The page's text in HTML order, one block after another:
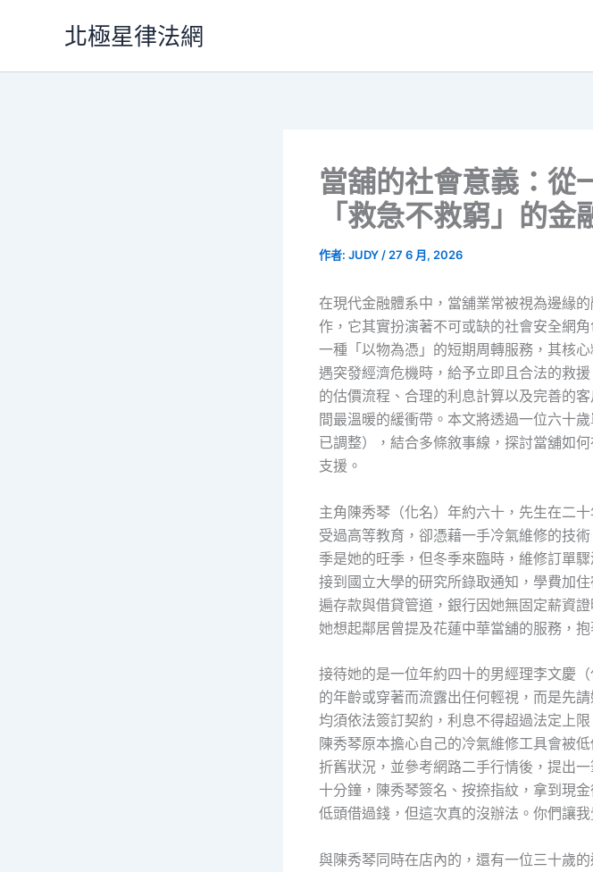
北極星律法網
當舖的社會意義：從
「救急不救窮」的金
作者: JUDY / 27 6 月, 2026
在現代金融體系中，當舖業常被視為邊緣
作，它其實扮演著不可或缺的社會安全網
一種「以物為憑」的短期周轉服務，其核
遇突發經濟危機時，給予立即且合法的救
的估價流程、合理的利息計算以及完善的
間最溫暖的緩衝帶。本文將透過一位六十
已調整），結合多條敘事線，探討當舖如
支援。
主角陳秀琴（化名）年約六十，先生在二
受過高等教育，卻憑藉一手冷氣維修的技
季是她的旺季，但冬季來臨時，維修訂單
接到國立大學的研究所錄取通知，學費加
遍存款與借貸管道，銀行因她無固定薪資
她想起鄰居曾提及花蓮中華當舖的服務，
接待她的是一位年約四十的男經理李文慶
的年齡或穿著而流露出任何輕視，而是先
均須依法簽訂契約，利息不得超過法定上
陳秀琴原本擔心自己的冷氣維修工具會被
折舊狀況，並參考網路二手行情後，提出
十分鐘，陳秀琴簽名、按捺指紋，拿到現
低頭借過錢，但這次真的沒辦法。你們讓
與陳秀琴同時在店內的，還有一位三十歲